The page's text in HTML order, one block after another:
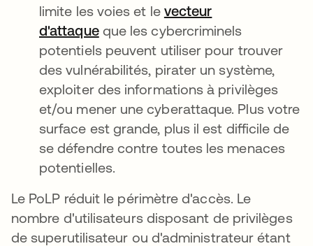
limite les voies et le vecteur
d'attaqueque les cybercriminels
potentiels peuvent utiliser pour trouver
des vulnérabilités, pirater un système,
exploiter des informations à privilèges
et/ou mener une cyberattaque. Plus votre
surface est grande, plus il est difficile de
se défendre contre toutes les menaces
potentielles.
Le PoLP réduit le périmètre d'accès. Le
nombre d'utilisateurs disposant de privilèges
de superutilisateur ou d'administrateur étant